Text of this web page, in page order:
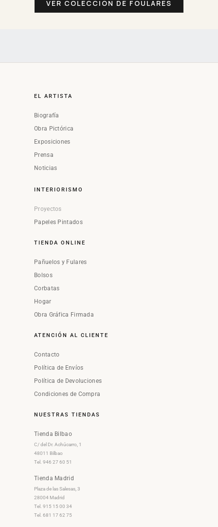
VER COLECCIÓN DE FOULARES
EL ARTISTA
Biografía
Obra Pictórica
Exposiciones
Prensa
Noticias
INTERIORISMO
Proyectos
Papeles Pintados
TIENDA ONLINE
Pañuelos y Fulares
Bolsos
Corbatas
Hogar
Obra Gráfica Firmada
ATENCIÓN AL CLIENTE
Contacto
Política de Envíos
Política de Devoluciones
Condiciones de Compra
NUESTRAS TIENDAS
Tienda Bilbao
C/ del Dr. Achúcarro, 1
48011 Bilbao
Tel. 946 27 60 51
Tienda Madrid
Plaza de las Salesas, 3
28004 Madrid
Tel. 915 15 00 34
Tel. 681 17 62 75